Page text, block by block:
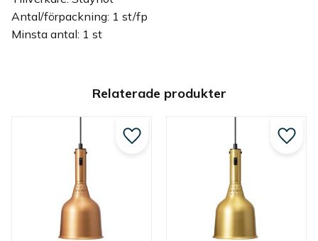
Antal/förpackning: 1 st/fp
Minsta antal: 1 st
Relaterade produkter
Lägg till i favoriter Lägg